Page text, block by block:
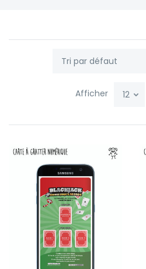
Afficher